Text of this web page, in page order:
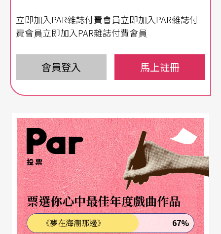
但在這段國外舞團連番登場的期間，我們也看到國
內驫舞劇場演出最新舞作《兩男關係》，這個作品
所想要表現的，依據三位共同創作者之一的
所寫的：「很多男生們說跟別的男生很親密，但他
的工作就是要挑釁他們這一塊，讓他們沒有被彼此
認識的一面通過這次合作被發掘出來。」可以了解
林奕華想談的「兩男關係」，是跟傳統華人文化裡
的兄弟情誼有關，又有一點令人忐忑不安的青春期
同性戀情意結，果然又是一齣林氏風格的性／別解
放劇，彷彿悼念著永垂不朽的少年情懷。
立即加入PAR雜誌付費會員立即加入PAR雜誌付
費會員立即加入PAR雜誌付費會員
會員登入 馬上註冊
投票
票選你心中最佳年度戲曲作品
《夢在海潮那邊》 67%